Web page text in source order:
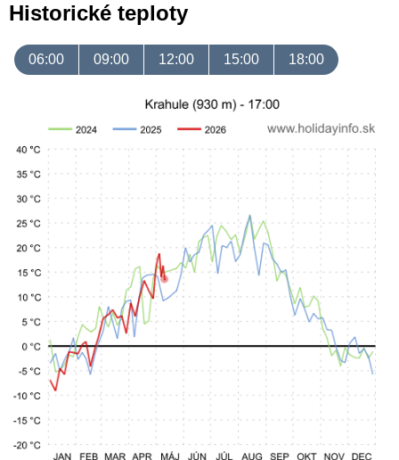
Historické teploty
06:00 09:00 12:00 15:00 18:00